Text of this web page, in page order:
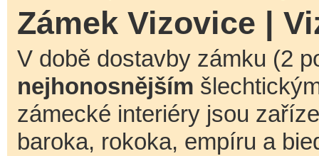
Zámek Vizovice |
V době dostavby zámku (2
nejhonosnějším
zámecké interiéry jsou
baroka, rokoka, empíru a